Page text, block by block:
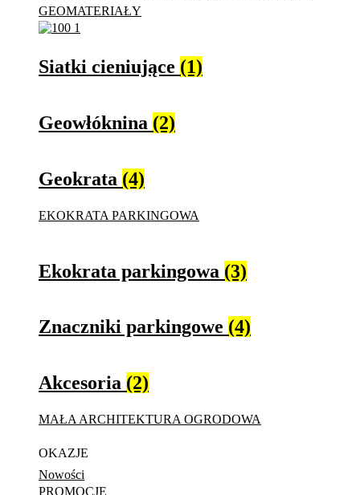
GEOMATERIAŁY
Siatki cieniujące (1)
Geowłóknina (2)
Geokrata (4)
EKOKRATA PARKINGOWA
Ekokrata parkingowa (3)
Znaczniki parkingowe (4)
Akcesoria (2)
MAŁA ARCHITEKTURA OGRODOWA
OKAZJE
Nowości
PROMOCJE